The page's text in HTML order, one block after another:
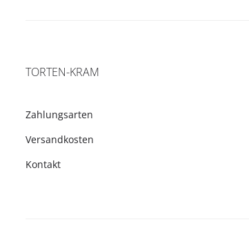
TORTEN-KRAM
Zahlungsarten
Versandkosten
Kontakt